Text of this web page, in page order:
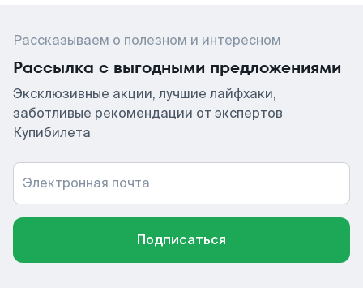
Рассказываем о полезном и интересном
Рассылка с выгодными предложениями
Эксклюзивные акции, лучшие лайфхаки,
заботливые рекомендации от экспертов
Купибилета
Электронная почта
Подписаться